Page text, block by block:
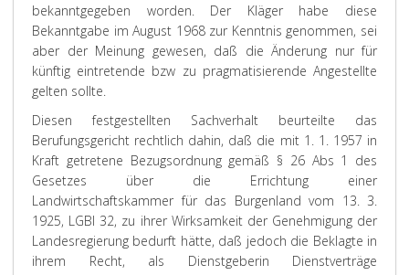
bekanntgegeben worden. Der Kläger habe diese
Bekanntgabe im August 1968 zur Kenntnis genommen, sei
aber der Meinung gewesen, daß die Änderung nur für
künftig eintretende bzw zu pragmatisierende Angestellte
gelten sollte.
Diesen festgestellten Sachverhalt beurteilte das
Berufungsgericht rechtlich dahin, daß die mit 1. 1. 1957 in
Kraft getretene Bezugsordnung gemäß § 26 Abs 1 des
Gesetzes über die Errichtung einer
Landwirtschaftskammer für das Burgenland vom 13. 3.
1925, LGBl 32, zu ihrer Wirksamkeit der Genehmigung der
Landesregierung bedurft hätte, daß jedoch die Beklagte in
ihrem Recht, als Dienstgeberin Dienstverträge